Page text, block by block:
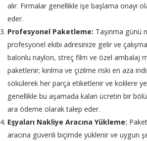
alır. Firmalar genellikle işe başlama onayı
eder.
Profesyonel Paketleme: Taşınma günü
profesyonel ekibi adresinize gelir ve
balonlu naylon, streç film ve özel ambalaj
paketlenir; kırılma ve çizilme riski en aza
sökülerek her parça etiketlenir ve kolilere
genellikle bu aşamada kalan ücretin bir
ara ödeme olarak talep eder.
Eşyaları Nakliye Aracına Yükleme:
aracına güvenli biçimde yüklenir ve uygun